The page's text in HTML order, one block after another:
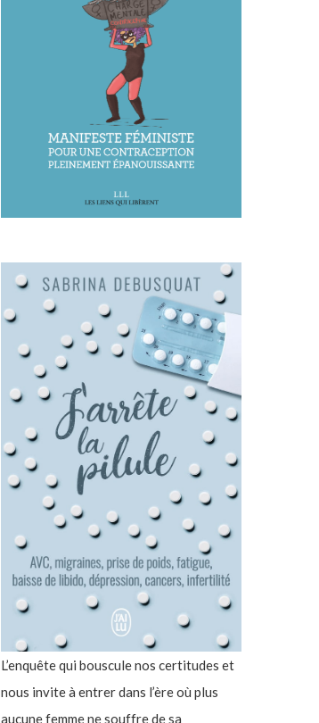
L’enquête qui bouscule nos certitudes et
nous invite à entrer dans l’ère où plus
aucune femme ne souffre de sa